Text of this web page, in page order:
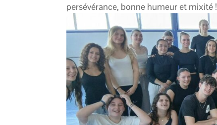
persévérance, bonne humeur et mixité !